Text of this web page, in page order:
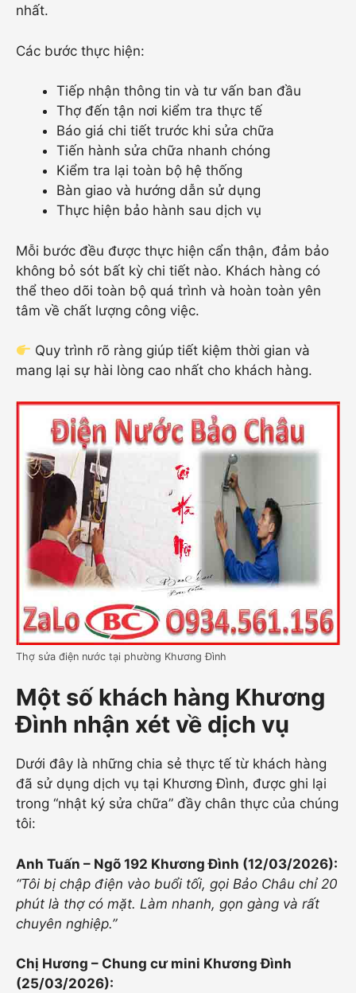
nhất.
Các bước thực hiện:
Tiếp nhận thông tin và tư vấn ban đầu
Thợ đến tận nơi kiểm tra thực tế
Báo giá chi tiết trước khi sửa chữa
Tiến hành sửa chữa nhanh chóng
Kiểm tra lại toàn bộ hệ thống
Bàn giao và hướng dẫn sử dụng
Thực hiện bảo hành sau dịch vụ
Mỗi bước đều được thực hiện cẩn thận, đảm bảo
không bỏ sót bất kỳ chi tiết nào. Khách hàng có
thể theo dõi toàn bộ quá trình và hoàn toàn yên
tâm về chất lượng công việc.
Quy trình rõ ràng giúp tiết kiệm thời gian và
mang lại sự hài lòng cao nhất cho khách hàng.
Thợ sửa điện nước tại phường Khương Đình
Một số khách hàng Khương
Đình nhận xét về dịch vụ
Dưới đây là những chia sẻ thực tế từ khách hàng
đã sử dụng dịch vụ tại Khương Đình, được ghi lại
trong “nhật ký sửa chữa” đầy chân thực của chúng
tôi:
Anh Tuấn – Ngõ 192 Khương Đình (12/03/2026):
“Tôi bị chập điện vào buổi tối, gọi Bảo Châu chỉ 20
phút là thợ có mặt. Làm nhanh, gọn gàng và rất
chuyên nghiệp.”
Chị Hương – Chung cư mini Khương Đình
(25/03/2026):